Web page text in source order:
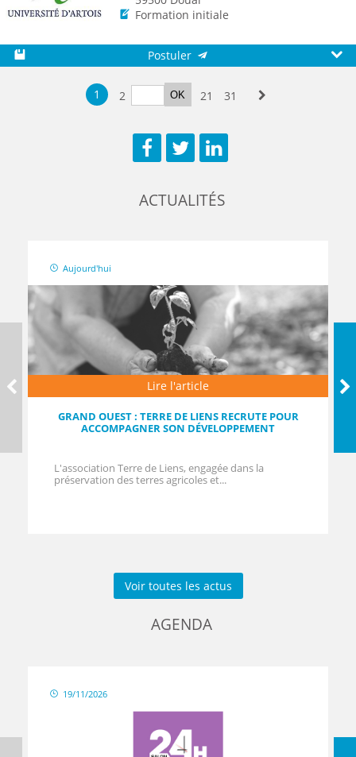
Formation initiale
Postuler
1 2 OK 21 31
ACTUALITÉS
Aujourd'hui
Lire l'article
GRAND OUEST : TERRE DE LIENS RECRUTE POUR
ACCOMPAGNER SON DÉVELOPPEMENT
L'association Terre de Liens, engagée dans la
préservation des terres agricoles et...
Voir toutes les actus
AGENDA
19/11/2026